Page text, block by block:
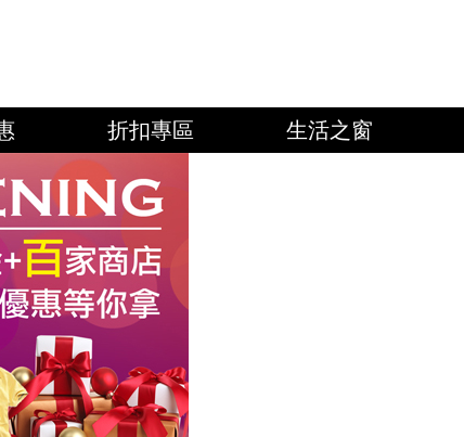
折扣專區 生活之窗